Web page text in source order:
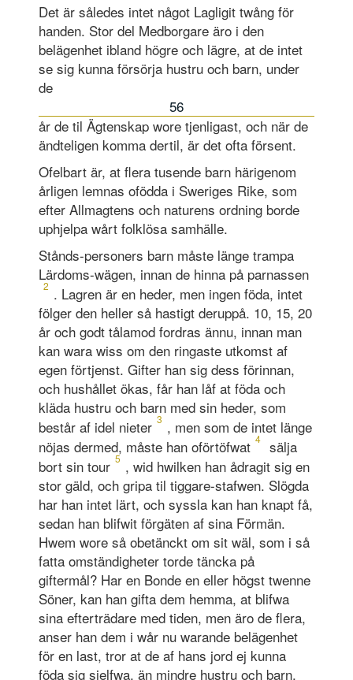
Det är således intet något Lagligit twång för
handen. Stor del Medborgare äro i den
belägenhet ibland högre och lägre, at de intet
se sig kunna försörja hustru och barn, under
de
56
år de til Ägtenskap wore tjenligast, och när de
ändteligen komma dertil, är det ofta försent.
Ofelbart är, at flera tusende barn härigenom
årligen lemnas ofödda i Sweriges Rike, som
efter Allmagtens och naturens ordning borde
uphjelpa wårt folklösa samhälle.
Stånds-personers barn måste länge trampa
Lärdoms-wägen, innan de hinna på parnassen
2 . Lagren är en heder, men ingen föda, intet
fölger den heller så hastigt deruppå. 10, 15, 20
år och godt tålamod fordras ännu, innan man
kan wara wiss om den ringaste utkomst af
egen förtjenst. Gifter han sig dess förinnan,
och hushållet ökas, får han låf at föda och
kläda hustru och barn med sin heder, som
består af idel nieter 3 , men som de intet länge
nöjas dermed, måste han oförtöfwat 4
sälja
bort sin tour 5 , wid hwilken han ådragit sig en
stor gäld, och gripa til tiggare-stafwen. Slögda
har han intet lärt, och syssla kan han knapt få,
sedan han blifwit förgäten af sina Förmän.
Hwem wore så obetänckt om sit wäl, som i så
fatta omständigheter torde täncka på
giftermål? Har en Bonde en eller högst twenne
Söner, kan han gifta dem hemma, at blifwa
sina efterträdare med tiden, men äro de flera,
anser han dem i wår nu warande belägenhet
för en last, tror at de af hans jord ej kunna
föda sig sjelfwa, än mindre hustru och barn,